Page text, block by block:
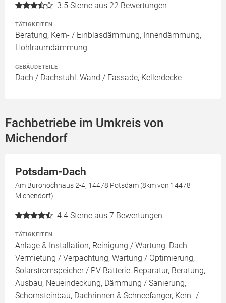
3.5 Sterne aus 22 Bewertungen
TÄTIGKEITEN
Beratung, Kern- / Einblasdämmung, Innendämmung,
Hohlraumdämmung
GEBÄUDETEILE
Dach / Dachstuhl, Wand / Fassade, Kellerdecke
Fachbetriebe im Umkreis von
Michendorf
Potsdam-Dach
Am Bürohochhaus 2-4, 14478 Potsdam (8km von 14478
Michendorf)
4.4 Sterne aus 7 Bewertungen
TÄTIGKEITEN
Anlage & Installation, Reinigung / Wartung, Dach
Vermietung / Verpachtung, Wartung / Optimierung,
Solarstromspeicher / PV Batterie, Reparatur, Beratung,
Ausbau, Neueindeckung, Dämmung / Sanierung,
Schornsteinbau, Dachrinnen & Schneefänger, Kern- /